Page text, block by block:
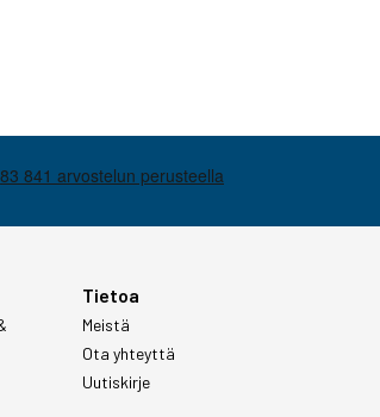
Tietoa
Meistä
Ota yhteyttä
Uutiskirje